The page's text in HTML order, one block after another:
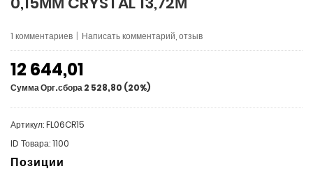
1 комментариев | Написать комментарий, отзыв
12 644,01
Сумма Орг.сбора 2 528,80 (20%)
Артикул: FL06CR15
ID Товара: 1100
Позиции